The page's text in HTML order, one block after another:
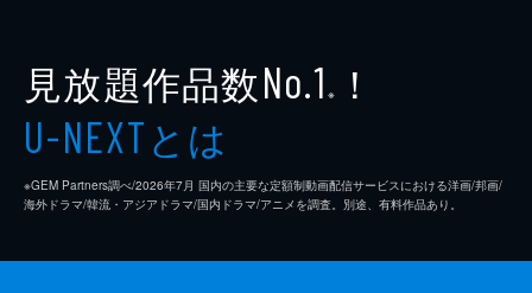
見放題作品数No.1 ※ ！
U-NEXTとは
※GEM Partners調べ/2026年7⽉ 国内の主要な定額制動画配信サービスにおける洋画/邦画/
海外ドラマ/韓流・アジアドラマ/国内ドラマ/アニメを調査。別途、有料作品あり。